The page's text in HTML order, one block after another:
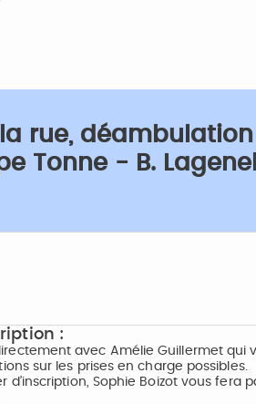
rue,
Tonne - B.
:
avec Amélie Guillermet qui
sur les prises en charge possibles.
d’inscription, Sophie Boizot vous fera